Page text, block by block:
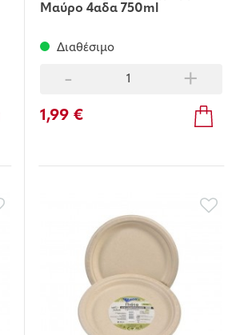
Μαύρο 4αδα 750ml
Διαθέσιμο
- +
1,99 €